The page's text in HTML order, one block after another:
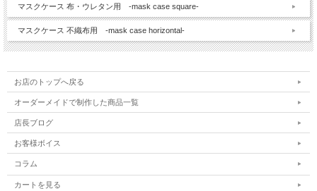
マスクケース 布・ウレタン用 -mask case square-
マスクケース 不織布用 -mask case horizontal-
お店のトップへ戻る
オーダーメイドで制作した商品一覧
店長ブログ
お客様ボイス
コラム
カートを見る